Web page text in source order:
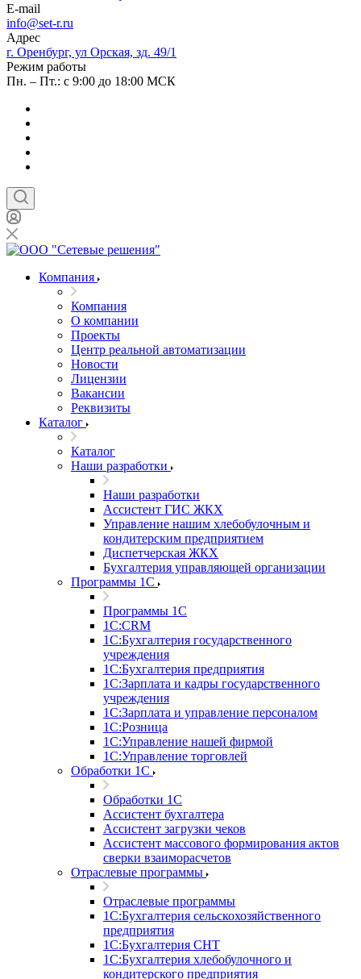
E-mail
info@set-r.ru
Адрес
г. Оренбург, ул Орская, зд. 49/1
Режим работы
Пн. – Пт.: с 9:00 до 18:00 МСК
Компания
Компания
О компании
Проекты
Центр реальной автоматизации
Новости
Лицензии
Вакансии
Реквизиты
Каталог
Каталог
Наши разработки
Наши разработки
Ассистент ГИС ЖКХ
Управление нашим хлебобулочным и
кондитерским предприятием
Диспетчерская ЖКХ
Бухгалтерия управляющей организации
Программы 1С
Программы 1С
1С:CRM
1С:Бухгалтерия государственного
учреждения
1С:Бухгалтерия предприятия
1С:Зарплата и кадры государственного
учреждения
1С:Зарплата и управление персоналом
1С:Розница
1С:Управление нашей фирмой
1С:Управление торговлей
Обработки 1С
Обработки 1С
Ассистент бухгалтера
Ассистент загрузки чеков
Ассистент массового формирования актов
сверки взаиморасчетов
Отраслевые программы
Отраслевые программы
1С:Бухгалтерия сельскохозяйственного
предприятия
1С:Бухгалтерия СНТ
1С:Бухгалтерия хлебобулочного и
кондитерского предприятия